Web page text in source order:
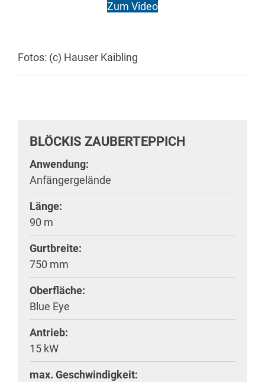
Zum Video
Fotos: (c) Hauser Kaibling
BLÖCKIS ZAUBERTEPPICH
Anwendung:
Anfängergelände
Länge:
90 m
Gurtbreite:
750 mm
Oberfläche:
Blue Eye
Antrieb:
15 kW
max. Geschwindigkeit: